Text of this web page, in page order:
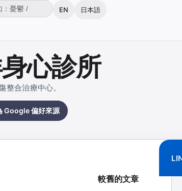
入：憂鬱、焦慮、失眠、ADHD、雙相、拒學、
EN 日本語
心診所
整合治療中心。
Google 偏好來源
較舊的文章